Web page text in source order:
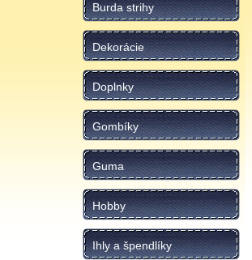
Burda strihy
Dekorácie
Doplnky
Gombíky
Guma
Hobby
Ihly a špendlíky